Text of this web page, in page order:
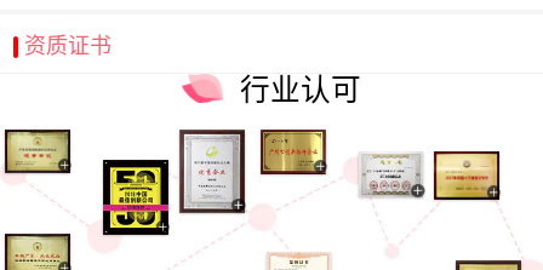
资质证书
行业认可